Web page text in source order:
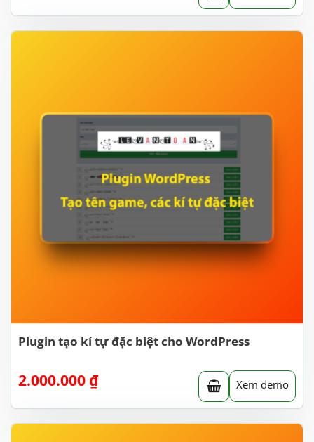
Plugin tạo kí tự đặc biệt cho WordPress
2.000.000 ₫ Xem demo